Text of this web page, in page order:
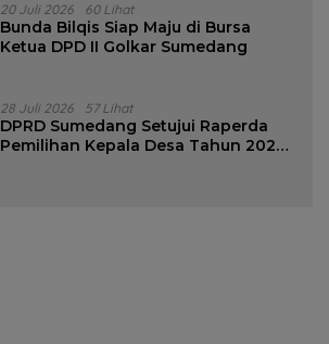
20 Juli 2026 60 Lihat
Bunda Bilqis Siap Maju di Bursa
Ketua DPD II Golkar Sumedang
28 Juli 2026 57 Lihat
DPRD Sumedang Setujui Raperda
Pemilihan Kepala Desa Tahun 2026